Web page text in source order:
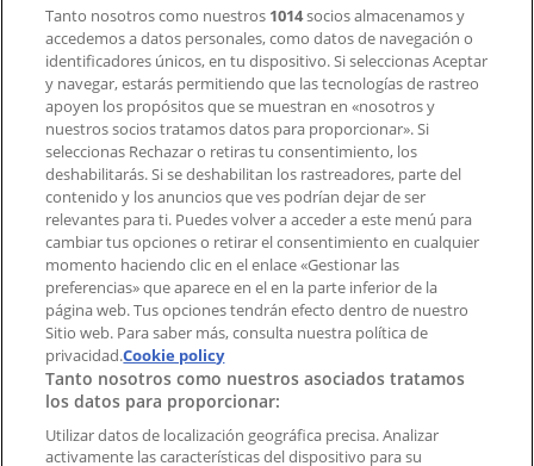
Contacto
Contacto comercial y de marketing
Tienda mal colocada en el mapa
Notificar un folleto
¿Encontraste un problema en la web o en la
aplicación?
Índices
Marcas
Negocios
Negocios cercanos
Productos
Tanto nosotros como nuestros 1014socios almacenamos y
accedemos a datos personales, como datos de navegación o
identificadores únicos, en tu dispositivo. Si seleccionas Aceptar
y navegar, estarás permitiendo que las tecnologías de rastreo
apoyen los propósitos que se muestran en «nosotros y
nuestros socios tratamos datos para proporcionar». Si
seleccionas Rechazar o retiras tu consentimiento, los
deshabilitarás. Si se deshabilitan los rastreadores, parte del
contenido y los anuncios que ves podrían dejar de ser
relevantes para ti. Puedes volver a acceder a este menú para
cambiar tus opciones o retirar el consentimiento en cualquier
momento haciendo clic en el enlace «Gestionar las
preferencias» que aparece en el en la parte inferior de la
página web. Tus opciones tendrán efecto dentro de nuestro
Sitio web. Para saber más, consulta nuestra política de
privacidad.Cookie policy
Tanto nosotros como nuestros asociados tratamos
los datos para proporcionar:
Utilizar datos de localización geográfica precisa. Analizar
activamente las características del dispositivo para su